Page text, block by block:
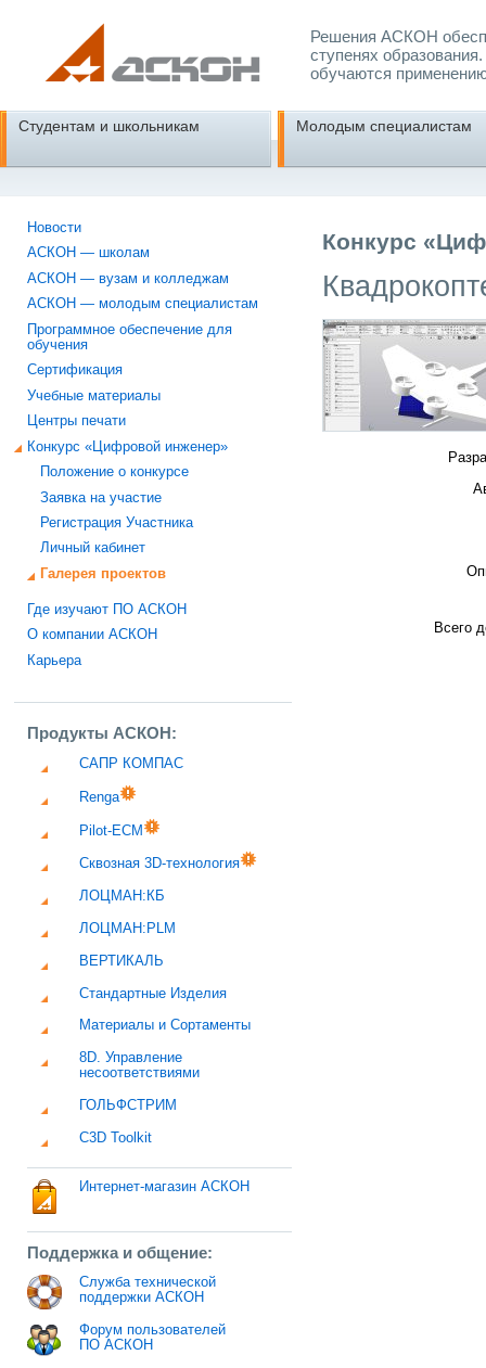
Решения АСКОН
ступенях
обучаются
Студентам и школьникам Молодым специалистам
Новости
АСКОН — школам
АСКОН — вузам и колледжам
АСКОН — молодым специалистам
Программное обеспечение для
обучения
Сертификация
Учебные материалы
Центры печати
Конкурс «Цифровой инженер»
Положение о конкурсе
Заявка на участие
Регистрация Участника
Личный кабинет
Галерея проектов
Где изучают ПО АСКОН
О компании АСКОН
Карьера
Продукты АСКОН:
САПР КОМПАС
Renga
Pilot-ECM
Сквозная 3D-технология
ЛОЦМАН:КБ
ЛОЦМАН:PLM
ВЕРТИКАЛЬ
Стандартные Изделия
Материалы и Сортаменты
8D. Управление
несоответствиями
ГОЛЬФСТРИМ
C3D Toolkit
Интернет-магазин АСКОН
Поддержка и общение:
Служба технической
поддержки АСКОН
Форум пользователей
ПО АСКОН
Конкурс
Всего